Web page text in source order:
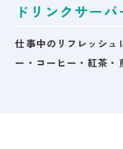
ドリンクサー
仕事中のリフレッシュ
ー・コーヒー・紅茶・